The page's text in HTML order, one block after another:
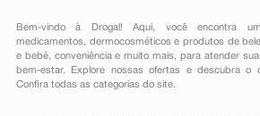
Bem-vindo à Drogal! Aqui, você encontra
medicamentos , dermocosméticos e produtos de
e bebê, conveniênciae muito mais, para atender
bem-estar. Explore nossas ofertas e descubra o
Confira todas as categorias do site.